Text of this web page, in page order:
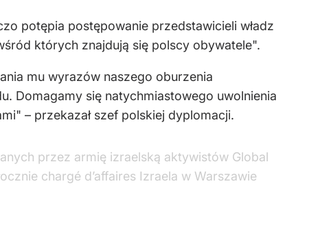
potępia postępowanie przedstawicieli władz
których znajdują się polscy obywatele".
mu wyrazów naszego oburzenia
Domagamy się natychmiastowego uwolnienia
– przekazał szef polskiej dyplomacji.
przez armię izraelską aktywistów Global
chargé d’affaires Izraela w Warszawie